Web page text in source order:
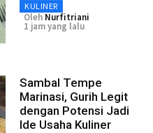
KULINER
Oleh Nurfitriani
1 jam yang lalu
Sambal Tempe
Marinasi, Gurih Legit
dengan Potensi Jadi
Ide Usaha Kuliner